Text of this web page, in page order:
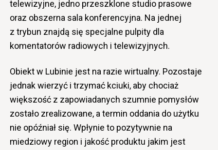
telewizyjne, jedno przeszklone studio prasowe
oraz obszerna sala konferencyjna. Na jednej
z trybun znajdą się specjalne pulpity dla
komentatorów radiowych i telewizyjnych.
Obiekt w Lubinie jest na razie wirtualny. Pozostaje
jednak wierzyć i trzymać kciuki, aby chociaż
większość z zapowiadanych szumnie pomysłów
zostało zrealizowane, a termin oddania do użytku
nie opóźniał się. Wpłynie to pozytywnie na
miedziowy region i jakość produktu jakim jest